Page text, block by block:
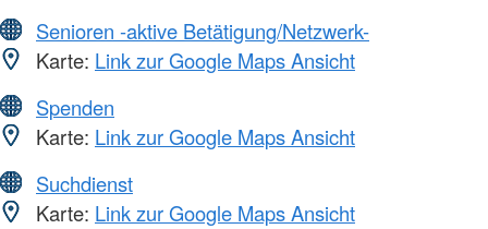
Senioren -aktive Betätigung/Netzwerk-
Karte: Link zur Google Maps Ansicht
Spenden
Karte: Link zur Google Maps Ansicht
Suchdienst
Karte: Link zur Google Maps Ansicht